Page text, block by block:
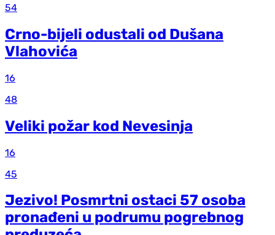
54
Crno-bijeli odustali od Dušana
Vlahovića
16
48
Veliki požar kod Nevesinja
16
45
Jezivo! Posmrtni ostaci 57 osoba
pronađeni u podrumu pogrebnog